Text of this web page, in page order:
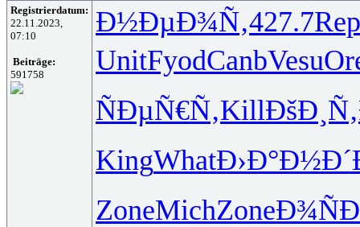
Registrierdatum:
22.11.2023,
07:10
Beiträge:
591758
Ð½ÐµÐ¾Ñ‚427.7
UnitFyodCanbVesu
ÑÐµÑ€Ñ‚Kill
KingWhatÐ›Ð°Ð½Ð´
ZoneMichZone